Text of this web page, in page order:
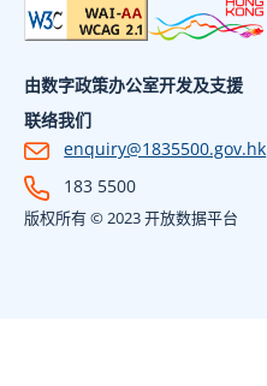
由数字政策办公室开发及支援
联络我们
enquiry@1835500.gov.hk
183 5500
版权所有 © 2023 开放数据平台